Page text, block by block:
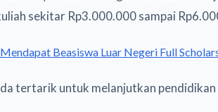
sekitar Rp3.000.000 sampai
Beasiswa Luar Negeri Full
tertarik untuk melanjutkan